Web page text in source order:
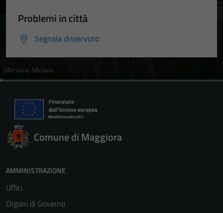
Problemi in città
Segnala disservizio
Comune di Maggiora
AMMINISTRAZIONE
Uffici
Organi di Governo